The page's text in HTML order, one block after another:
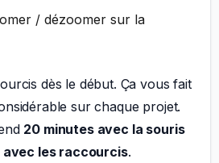
/ dézoomer sur la
dès le début. Ça vous fait
sur chaque projet.
20 minutes avec la souris
avec les raccourcis.